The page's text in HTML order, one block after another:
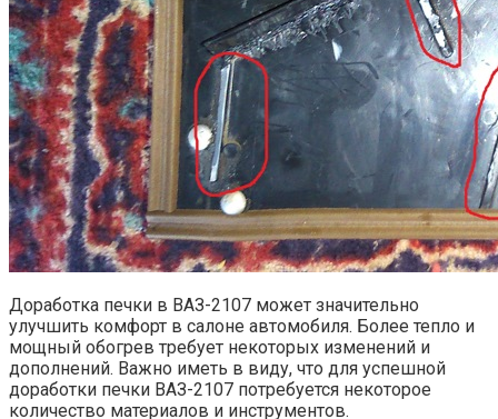
Доработка печки в ВАЗ-2107 может значительно
улучшить комфорт в салоне автомобиля. Более тепло и
мощный обогрев требует некоторых изменений и
дополнений. Важно иметь в виду, что для успешной
доработки печки ВАЗ-2107 потребуется некоторое
количество материалов и инструментов.